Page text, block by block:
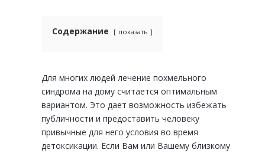
Содержание показать
Для многих людей лечение похмельного
синдрома на дому считается оптимальным
вариантом. Это дает возможность избежать
публичности и предоставить человеку
привычные для него условия во время
детоксикации. Если Вам или Вашему близкому